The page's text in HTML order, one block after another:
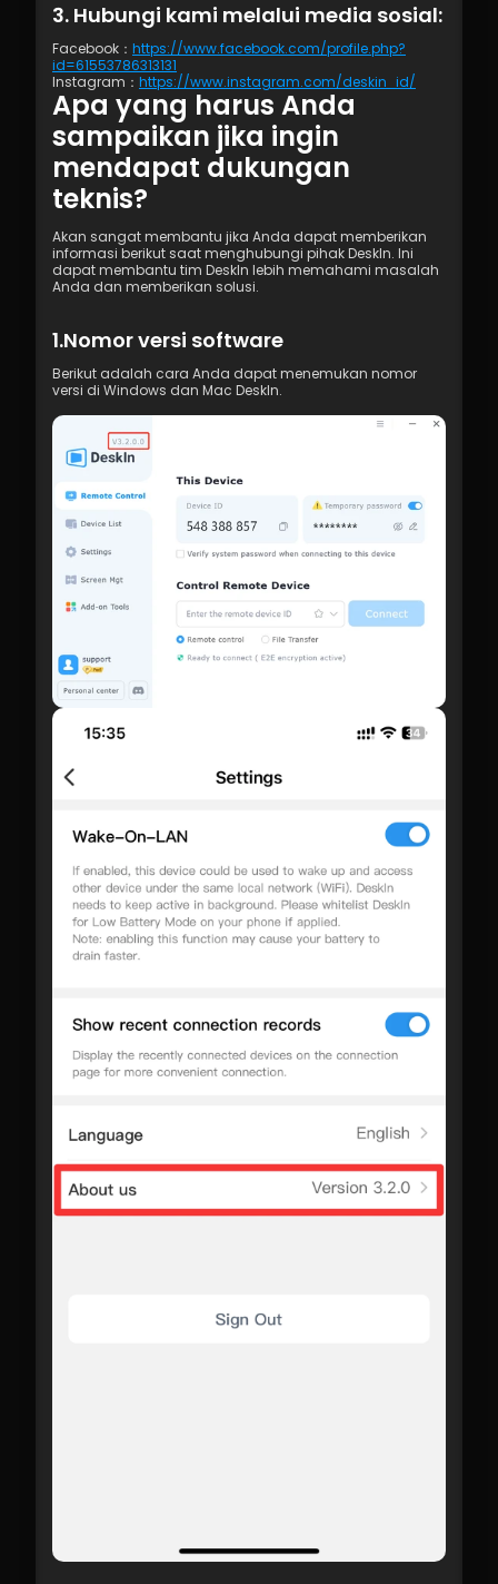
3. Hubungi kami melalui media sosial:
Facebook： https://www.facebook.com/profile.php?
id=61553786313131
Instagram： https://www.instagram.com/deskin_id/
Apa yang harus Anda
sampaikan jika ingin
mendapat dukungan
teknis?
Akan sangat membantu jika Anda dapat memberikan
informasi berikut saat menghubungi pihak DeskIn. Ini
dapat membantu tim DeskIn lebih memahami masalah
Anda dan memberikan solusi.
1.Nomor versi software
Berikut adalah cara Anda dapat menemukan nomor
versi di Windows dan Mac DeskIn.